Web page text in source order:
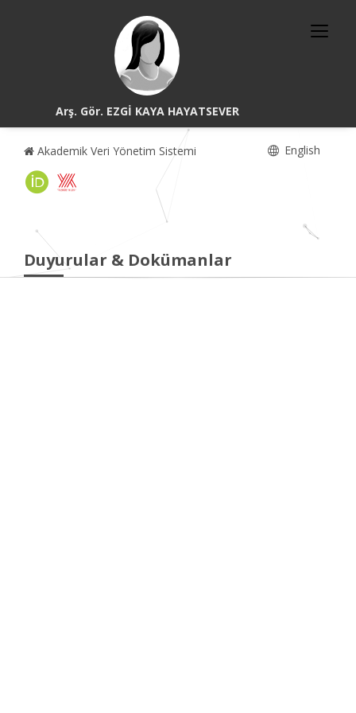
Arş. Gör. EZGİ KAYA HAYATSEVER
Akademik Veri Yönetim Sistemi English
Duyurular & Dokümanlar